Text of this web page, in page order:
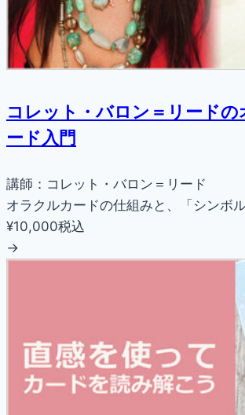
コレット・バロン＝リードの
ード入門
講師：コレット・バロン＝リード
オラクルカードの仕組みと、「シンボ
¥10,000税込
→